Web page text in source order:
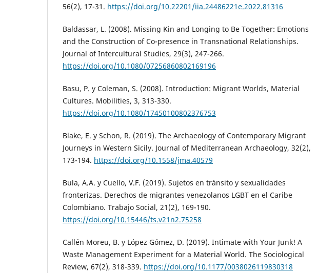
56(2), 17-31. https://doi.org/10.22201/iia.24486221e.2022.81316
Baldassar, L. (2008). Missing Kin and Longing to Be Together: Emotions
and the Construction of Co-presence in Transnational Relationships.
Journal of Intercultural Studies, 29(3), 247-266.
https://doi.org/10.1080/07256860802169196
Basu, P. y Coleman, S. (2008). Introduction: Migrant Worlds, Material
Cultures. Mobilities, 3, 313-330.
https://doi.org/10.1080/17450100802376753
Blake, E. y Schon, R. (2019). The Archaeology of Contemporary Migrant
Journeys in Western Sicily. Journal of Mediterranean Archaeology, 32(2),
173-194. https://doi.org/10.1558/jma.40579
Bula, A.A. y Cuello, V.F. (2019). Sujetos en tránsito y sexualidades
fronterizas. Derechos de migrantes venezolanos LGBT en el Caribe
Colombiano. Trabajo Social, 21(2), 169-190.
https://doi.org/10.15446/ts.v21n2.75258
Callén Moreu, B. y López Gómez, D. (2019). Intimate with Your Junk! A
Waste Management Experiment for a Material World. The Sociological
Review, 67(2), 318-339. https://doi.org/10.1177/0038026119830318